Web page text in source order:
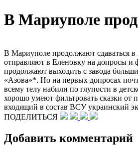
В Мариуполе
В Мариуполе продолжают сдаваться
отправляют в Еленовку на допросы и
продолжают выходить с завода
«Азова»*. Но на первых допросах
всему телу набили по глупости в
хорошо умеют фильтровать сказки
входящий в состав ВСУ украинский
ПОДЕЛИТЬСЯ
Добавить комментарий